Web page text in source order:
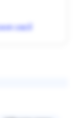
сесії